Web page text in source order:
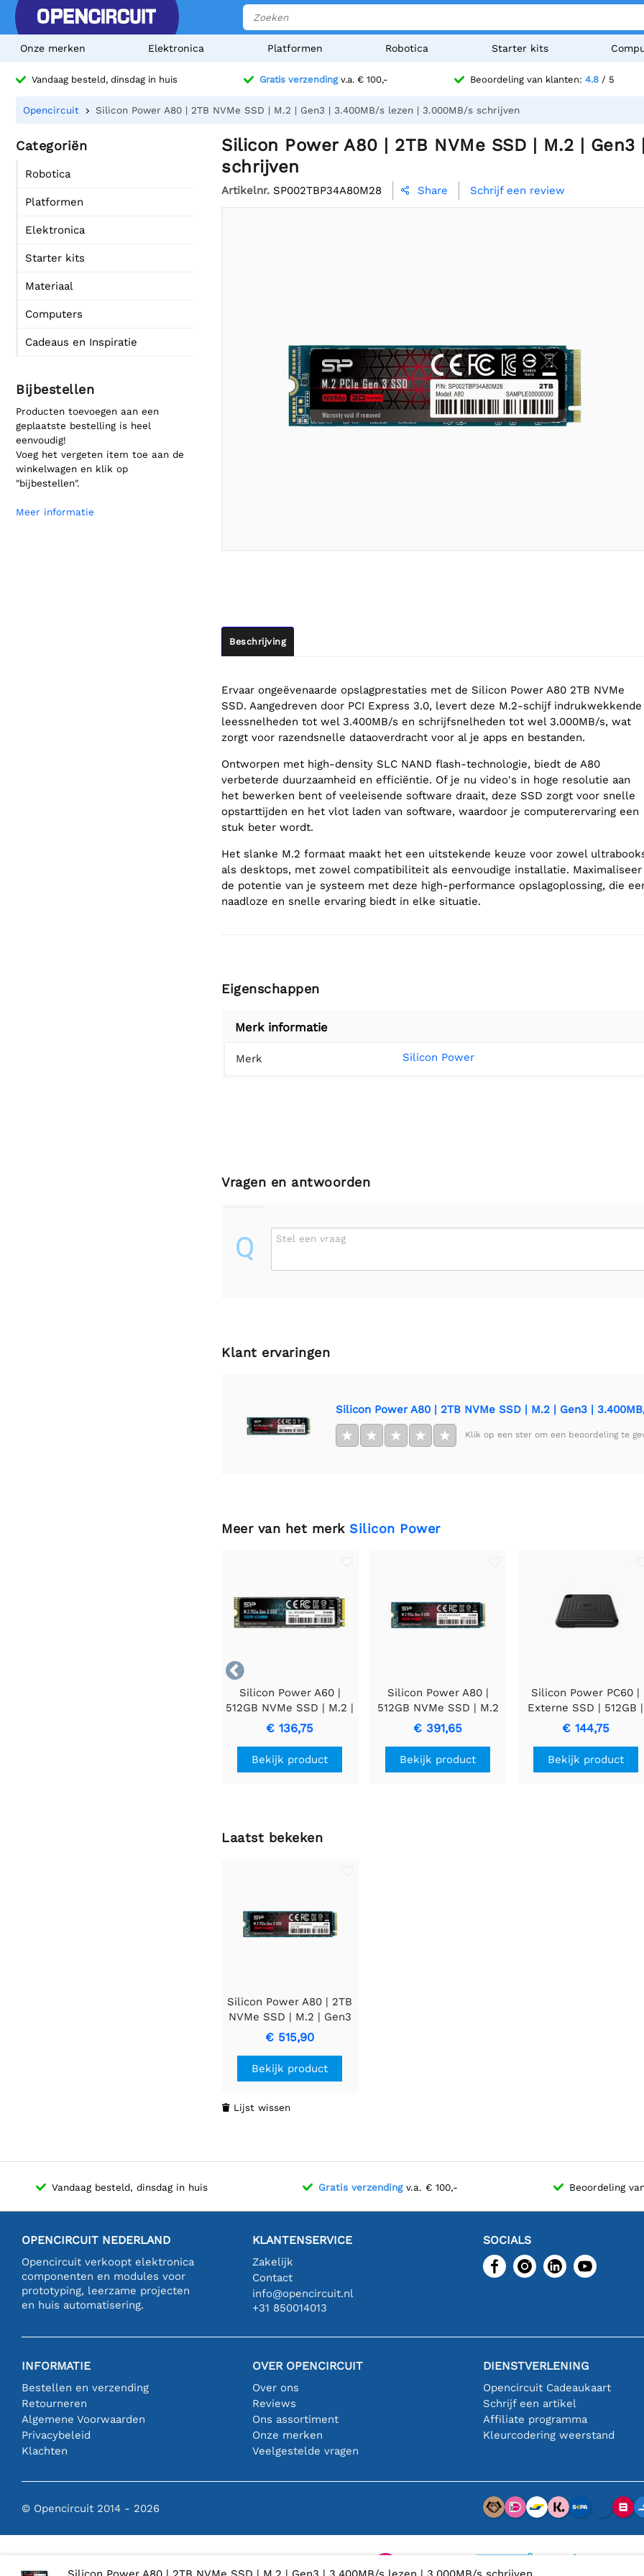
Onze merken Elektronica Platformen Robotica Starter kits
Vandaag besteld, dinsdag in huis Gratis verzendingv.a. € 100,- Beoordeling van klanten: 4.8 / 5
Opencircuit Silicon Power A80 | 2TB NVMe SSD | M.2 | Gen3 | 3.400MB/s lezen | 3.000MB/s schrijven
Categoriën
Robotica
Platformen
Elektronica
Starter kits
Materiaal
Computers
Cadeaus en Inspiratie
Bijbestellen
Producten toevoegen aan een
geplaatste bestelling is heel
eenvoudig!
Voeg het vergeten item toe aan de
winkelwagen en klik op
"bijbestellen".
Meer informatie
Silicon Power A80 | 2TB NVMe SSD | M.2 |
schrijven
Artikelnr. SP002TBP34A80M28  Share Schrijf een review
Beschrijving
Ervaar ongeëvenaarde opslagprestaties met de Silicon Power A80 2TB NVMe
SSD. Aangedreven door PCI Express 3.0, levert deze M.2-schijf indrukwekkende
leessnelheden tot wel 3.400MB/s en schrijfsnelheden tot wel 3.000MB/s, wat
zorgt voor razendsnelle dataoverdracht voor al je apps en bestanden.
Ontworpen met high-density SLC NAND flash-technologie, biedt de A80
verbeterde duurzaamheid en efficiëntie. Of je nu video's in hoge resolutie aan
het bewerken bent of veeleisende software draait, deze SSD zorgt voor snelle
opstarttijden en het vlot laden van software, waardoor je computerervaring een
stuk beter wordt.
Het slanke M.2 formaat maakt het een uitstekende keuze voor zowel
als desktops, met zowel compatibiliteit als eenvoudige installatie. Maximaliseer
de potentie van je systeem met deze high-performance opslagoplossing, die
naadloze en snelle ervaring biedt in elke situatie.
Eigenschappen
Merk informatie
Merk Silicon Power
Vragen en antwoorden
Q Stel een vraag
Klant ervaringen
Silicon Power A80 | 2TB NVMe SSD | M.2 | Gen3 |
★ ★ ★ ★ ★ Klik op een ster om een beoordeling te
Meer van het merk Silicon Power

Silicon Power A60 |
512GB NVMe SSD | M.2 |
Gen3 | 2.200MB/s lezen
| 1.600MB/s schrijven
€ 136,75
Bekijk product
Silicon Power A80 |
512GB NVMe SSD | M.2
Gen3 | 2.700MB/s Lezen
| 1.400MB/s Schrijven
€ 391,65
Bekijk product
Silicon Power PC60 |
Externe SSD | 512GB |
USB 3.2 Gen 2
€ 144,75
Bekijk product
Laatst bekeken
Silicon Power A80 | 2TB
NVMe SSD | M.2 | Gen3
| 3.400MB/s lezen |
3.000MB/s schrijven
€ 515,90
Bekijk product
 Lijst wissen
Vandaag besteld, dinsdag in huis Gratis verzendingv.a. € 100,- Beoordeling
OPENCIRCUIT NEDERLAND
Opencircuit verkoopt elektronica
componenten en modules voor
prototyping, leerzame projecten
en huis automatisering.
KLANTENSERVICE
Zakelijk
Contact
info@opencircuit.nl
+31 850014013
SOCIALS
INFORMATIE
Bestellen en verzending
Retourneren
Algemene Voorwaarden
Privacybeleid
Klachten
OVER OPENCIRCUIT
Over ons
Reviews
Ons assortiment
Onze merken
Veelgestelde vragen
DIENSTVERLENING
Opencircuit Cadeaukaart
Schrijf een artikel
Affiliate programma
Kleurcodering weerstand
© Opencircuit 2014 - 2026